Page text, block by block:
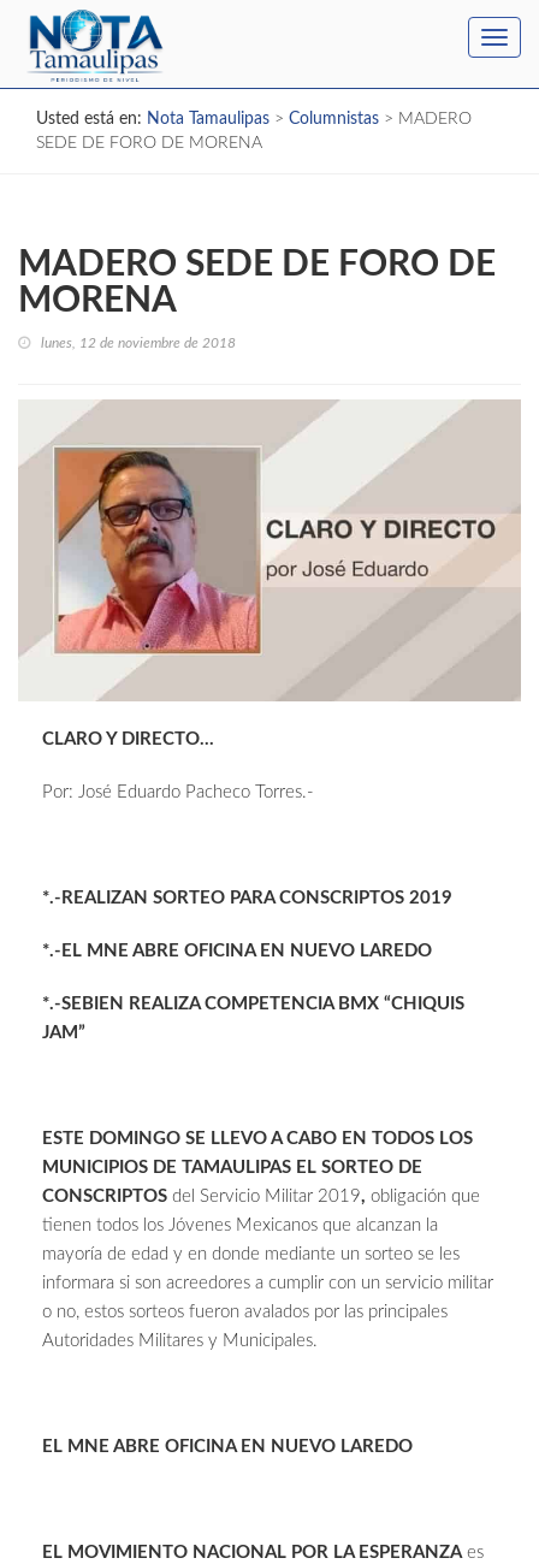
Usted está en: Nota Tamaulipas > Columnistas > MADERO
SEDE DE FORO DE MORENA
MADERO SEDE DE FORO DE
MORENA
lunes, 12 de noviembre de 2018
CLARO Y DIRECTO…
Por: José Eduardo Pacheco Torres.-
*.-REALIZAN SORTEO PARA CONSCRIPTOS 2019
*.-EL MNE ABRE OFICINA EN NUEVO LAREDO
*.-SEBIEN REALIZA COMPETENCIA BMX “CHIQUIS
JAM”
ESTE DOMINGO SE LLEVO A CABO EN TODOS LOS
MUNICIPIOS DE TAMAULIPAS EL SORTEO DE
CONSCRIPTOS del Servicio Militar 2019, obligación que
tienen todos los Jóvenes Mexicanos que alcanzan la
mayoría de edad y en donde mediante un sorteo se les
informara si son acreedores a cumplir con un servicio militar
o no, estos sorteos fueron avalados por las principales
Autoridades Militares y Municipales.
EL MNE ABRE OFICINA EN NUEVO LAREDO
EL MOVIMIENTO NACIONAL POR LA ESPERANZAes